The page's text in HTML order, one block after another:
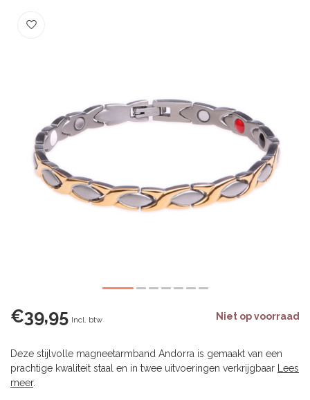
€39,95 Incl. btw Niet op voorraad
Deze stijlvolle magneetarmband Andorra is gemaakt van een
prachtige kwaliteit staal en in twee uitvoeringen verkrijgbaar
Lees
meer.